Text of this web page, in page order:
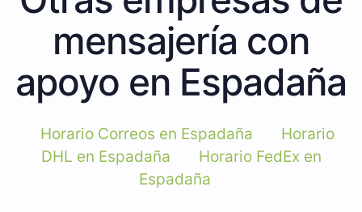
mensajería con
apoyo en Espadaña
Horario Correos en Espadaña
Horario
DHL en Espadaña
Horario FedEx en
Espadaña